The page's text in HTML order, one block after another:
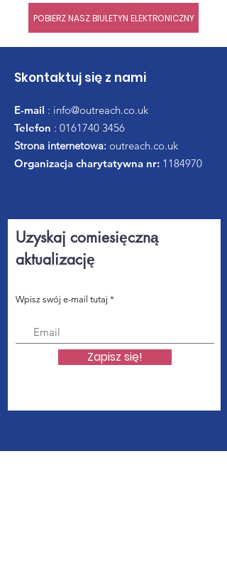
POBIERZ NASZ BIULETYN ELEKTRONICZNY
Skontaktuj się z nami
E-mail : info@outreach.co.uk
Telefon : 0161740 3456
Strona internetowa: outreach.co.uk
Organizacja charytatywna nr: 1184970
Uzyskaj comiesięczną
aktualizację
Wpisz swój e-mail tutaj *
Zapisz się!